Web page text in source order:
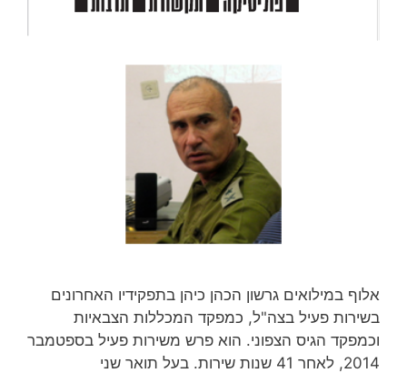
אלוף במילואים גרשון הכהן כיהן בתפקידיו האחרונים
בשירות פעיל בצה"ל, כמפקד המכללות הצבאיות
וכמפקד הגיס הצפוני. הוא פרש משירות פעיל בספטמבר
2014, לאחר 41 שנות שירות‏. בעל תואר שני